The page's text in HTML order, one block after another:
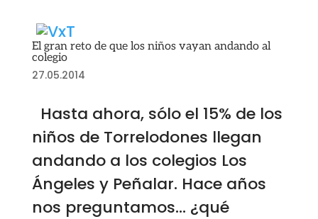
El gran reto de que los niños vayan andando al
colegio
27.05.2014
Hasta ahora, sólo el 15% de los
niños de Torrelodones llegan
andando a los colegios Los
Ángeles y Peñalar. Hace años
nos preguntamos… ¿qué